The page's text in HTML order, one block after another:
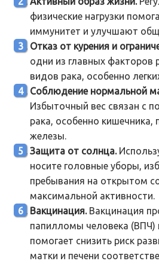
физические нагрузки
иммунитет и улучшают
Отказ от курения и
одни из главных факторов
видов рака, особенно
Соблюдение нормальной
Избыточный вес связан с
рака, особенно кишечника,
железы.
Защита от солнца.
носите головные уборы,
пребывания на открытом
максимальной активности.
Вакцинация.Вакцинация
папилломы человека (ВПЧ)
помогает снизить риск
матки и печени